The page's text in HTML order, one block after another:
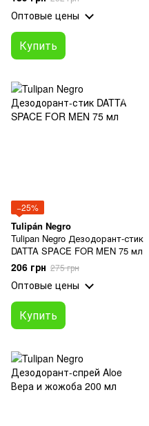
Оптовые цены
Купить
−25%
Tulipán Negro
Tulipan Negro Дезодорант-стик
DATTA SPACE FOR MEN 75 мл
206 грн 275 грн
Оптовые цены
Купить